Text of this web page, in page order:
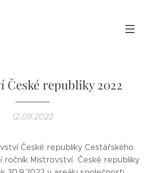
České republiky 2022
12.09.2022
České republiky Cestářského
ročník Mistrovství České republiky